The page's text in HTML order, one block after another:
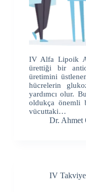
IV Alfa Lipoik
ürettiği bir
üretimini
hücrelerin
yardımcı olur.
oldukça önemli
vücuttaki…
Dr. Ahmet
IV